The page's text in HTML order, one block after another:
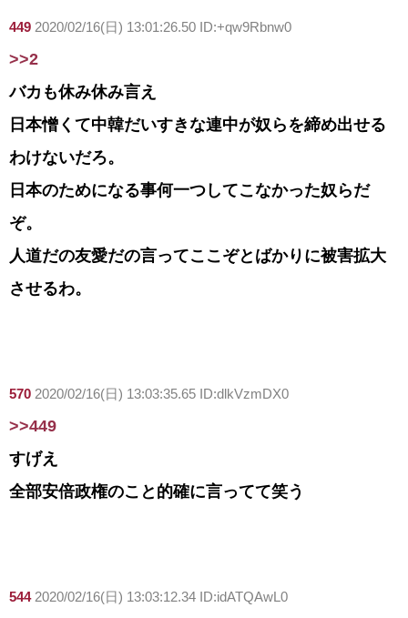
449 2020/02/16(日) 13:01:26.50 ID:+qw9Rbnw0
>>2
バカも休み休み言え
日本憎くて中韓だいすきな連中が奴らを締め出せる
わけないだろ。
日本のためになる事何一つしてこなかった奴らだ
ぞ。
人道だの友愛だの言ってここぞとばかりに被害拡大
させるわ。
570 2020/02/16(日) 13:03:35.65 ID:dlkVzmDX0
>>449
すげえ
全部安倍政権のこと的確に言ってて笑う
544 2020/02/16(日) 13:03:12.34 ID:idATQAwL0